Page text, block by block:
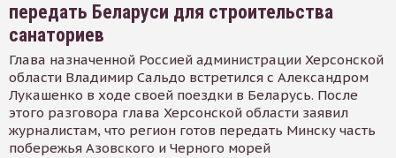
передать Беларуси для строительства
санаториев
Глава назначенной Россией администрации Херсонской
области Владимир Сальдо встретился с Александром
Лукашенко в ходе своей поездки в Беларусь. После
этого разговора глава Херсонской области заявил
журналистам, что регион готов передать Минску часть
побережья Азовского и Черного морей